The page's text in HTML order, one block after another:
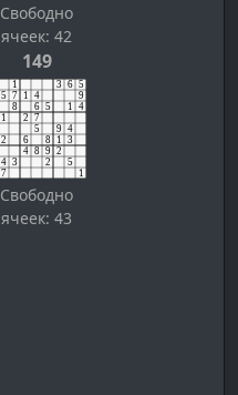
Свободно
ячеек: 42
149
Свободно
ячеек: 43